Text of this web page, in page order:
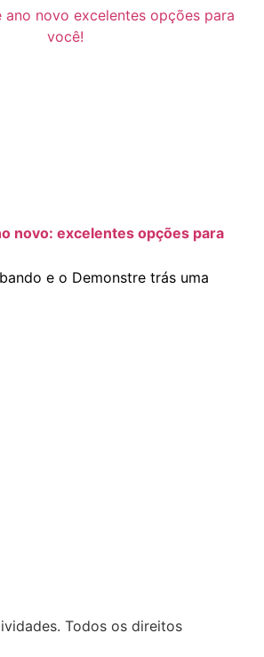
novo: excelentes opções para
e o Demonstre trás uma
Todos os direitos